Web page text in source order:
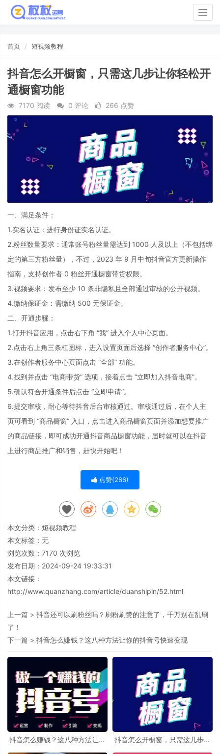
首页 短视频教程
抖音怎么开橱窗，只需这几步让你轻松开
通橱窗功能
7170 阅读 0 评论 266 点赞
一、满足条件：
1.实名认证：进行身份证实名认证。
2.粉丝数量要求：通常账号粉丝量需达到 1000 人及以上（不包括绑
定的第三方粉丝量），不过，2023 年 9 月中旬抖音官方更新操作
指南，支持创作者 0 粉丝开通橱窗带货权限。
3.视频要求：发布至少 10 条非隐私且全部通过审核的公开视频。
4.缴纳保证金：需缴纳 500 元保证金。
二、开通步骤：
1.打开抖音应用，点击右下角 “我” 进入个人中心页面。
2.点击右上角三条杠图标，进入设置页面后选择 “创作者服务中心”。
3.在创作者服务中心页面点击 “全部” 功能。
4.找到并点击 “电商带货” 选项，接着点击 “立即加入抖音电商”。
5.确认符合开通条件后点击 “立即申请”。
6.提交审核，耐心等待抖音后台审核通过。审核通过后，在个人主
页可看到 “商品橱窗” 入口，点击进入商品橱窗页面并添加想要推广
的商品链接，即可成功开通抖音商品橱窗功能，届时就可以在抖音
上进行商品推广和销售，赶快开始吧！
点赞(266)
本文分类： 短视频教程
本文标签：无
浏览次数： 7170 次浏览
发布日期：2024-09-24 19:33:31
本文链接：
http://www.quanzhang.com/article/duanshipin/52.html
上一篇 > 抖音还可以刷粉丝吗？刷粉刷赞的注意了，千万别在乱刷
了！
下一篇 > 抖音怎么赚钱？这八种方法让你的抖音号快速变现
抖音怎么赚钱？这八种方法让你
抖音怎么开橱窗，只需这几步让